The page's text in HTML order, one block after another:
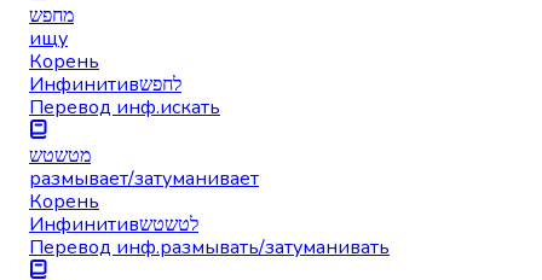
מחפש
ищу
Корень
Инфинитивלחפש
Перевод инф.искать
מטשטש
размывает/затуманивает
Корень
Инфинитивלטשטש
Перевод инф.размывать/затуманивать